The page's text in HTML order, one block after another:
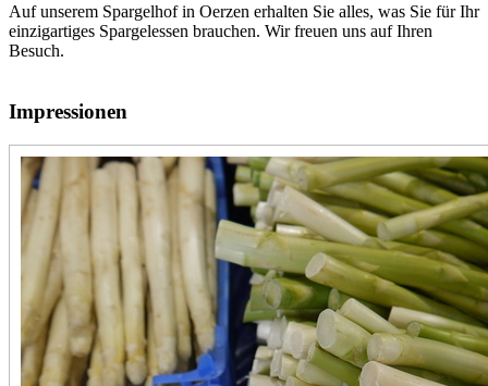
Auf unserem Spargelhof in Oerzen erhalten Sie alles, was Sie für Ihr
einzigartiges Spargelessen brauchen. Wir freuen uns auf Ihren
Besuch.
Impressionen